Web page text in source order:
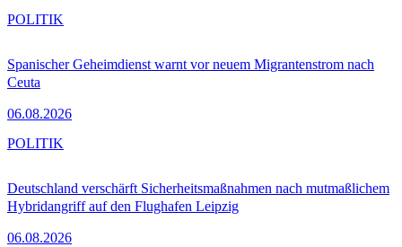
Spanischer Geheimdienst warnt vor neuem Migrantenstrom nach
Ceuta
06.08.2026
POLITIK
Deutschland verschärft Sicherheitsmaßnahmen nach mutmaßlichem
Hybridangriff auf den Flughafen Leipzig
06.08.2026
POLITIK